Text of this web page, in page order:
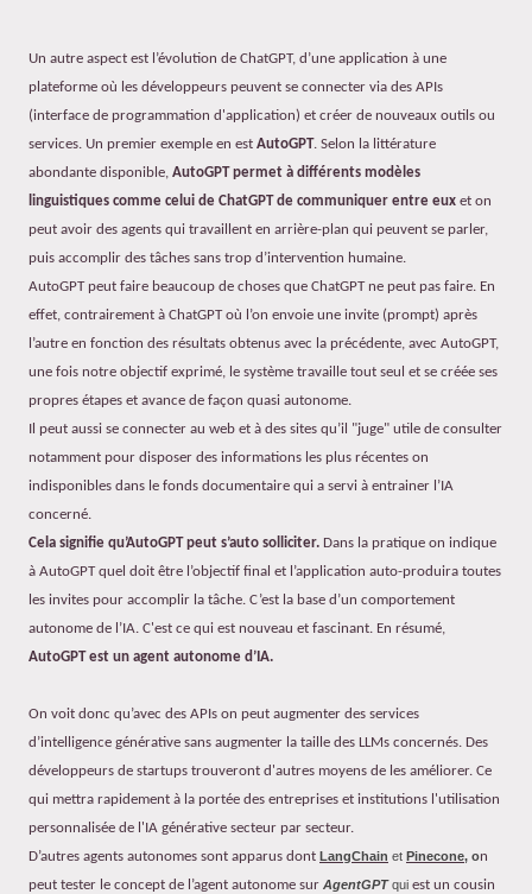
Un autre aspect est l’évolution de ChatGPT, d’une application à une
plateforme où les développeurs peuvent se connecter via des APIs
(interface de programmation d'application) et créer de nouveaux outils ou
services. Un premier exemple en est AutoGPT. Selon la littérature
abondante disponible, AutoGPT permet à différents modèles
linguistiques comme celui de ChatGPT de communiquer entre eux et on
peut avoir des agents qui travaillent en arrière-plan qui peuvent se parler,
puis accomplir des tâches sans trop d’intervention humaine.
AutoGPT peut faire beaucoup de choses que ChatGPT ne peut pas faire. En
effet, contrairement à ChatGPT où l’on envoie une invite (prompt) après
l’autre en fonction des résultats obtenus avec la précédente, avec AutoGPT,
une fois notre objectif exprimé, le système travaille tout seul et se créée ses
propres étapes et avance de façon quasi autonome.
Il peut aussi se connecter au web et à des sites qu’il "juge" utile de consulter
notamment pour disposer des informations les plus récentes on
indisponibles dans le fonds documentaire qui a servi à entrainer l’IA
concerné.
Cela signifie qu’AutoGPT peut s’auto solliciter. Dans la pratique on indique
à AutoGPT quel doit être l’objectif final et l’application auto-produira toutes
les invites pour accomplir la tâche. C’est la base d’un comportement
autonome de l’IA. C'est ce qui est nouveau et fascinant. En résumé,
AutoGPT est un agent autonome d’IA.
On voit donc qu’avec des APIs on peut augmenter des services
d’intelligence générative sans augmenter la taille des LLMs concernés. Des
développeurs de startups trouveront d'autres moyens de les améliorer. Ce
qui mettra rapidement à la portée des entreprises et institutions l'utilisation
personnalisée de l'IA générative secteur par secteur.
D’autres agents autonomes sont apparus dont LangChain et Pinecone, on
peut tester le concept de l’agent autonome sur AgentGPTqui est un cousin